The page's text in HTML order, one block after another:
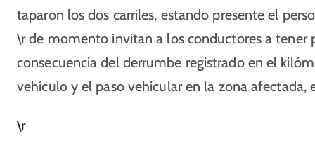
taparon los dos carriles, estando presente el
\r de momento invitan a los conductores a tener
consecuencia del derrumbe registrado en el
vehículo y el paso vehicular en la zona afectada,
\r